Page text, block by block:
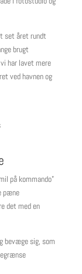
set året rundt
brugt
har lavet mere
ved havnen og
på kommando”
pæne
det med en
bevæge sig, som